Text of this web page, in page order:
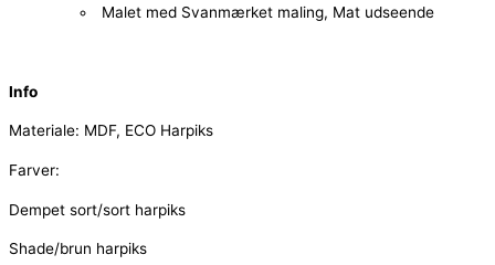
Malet med Svanmærket maling, Mat udseende
Info
Materiale: MDF, ECO Harpiks
Farver:
Dempet sort/sort harpiks
Shade/brun harpiks